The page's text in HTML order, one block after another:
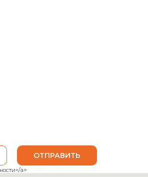
a>
ОТПРАВИТЬ